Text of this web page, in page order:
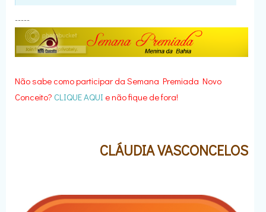
-----
Não sabe como participar da Semana Premiada Novo
Conceito? CLIQUE AQUI e não fique de fora!
CLÁUDIA VASCONCELOS